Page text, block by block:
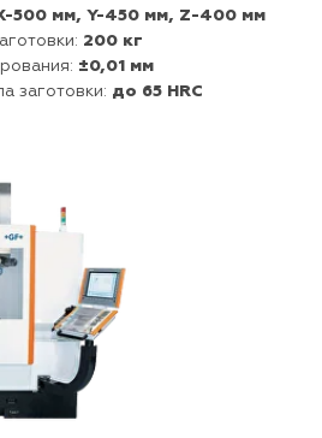
500 мм, Y-450 мм, Z-400 мм
200 кг
±0,01 мм
заготовки: до 65 HRC